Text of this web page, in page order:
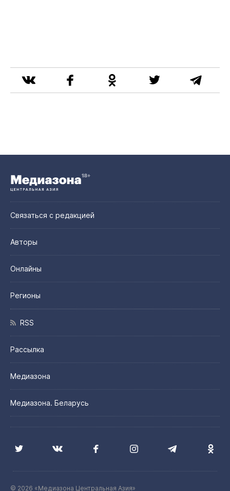
Связаться с редакцией
Авторы
Онлайны
Регионы
RSS
Рассылка
Медиазона
Медиазона. Беларусь
© 2026 «Медиазона Центральная Азия»